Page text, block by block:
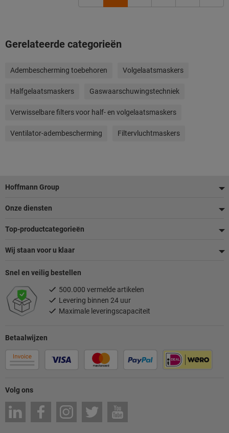
Gerelateerde categorieën
Adembescherming toebehoren Volgelaatsmaskers
Halfgelaatsmaskers Gaswaarschuwingstechniek
Verwisselbare filters voor half- en volgelaatsmaskers
Ventilator-adembescherming Filtervluchtmaskers
Voettekst
Hoffmann Group
Onze diensten
Top-productcategorieën
Wij staan voor u klaar
Volg ons
Betaalwijzen
Snel en veilig bestellen
500.000 vermelde artikelen
Levering binnen 24 uur
Maximale leveringscapaciteit